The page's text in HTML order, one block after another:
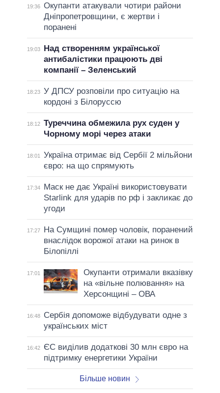
19:36 Окупанти атакували чотири райони
Дніпропетровщини, є жертви і
поранені
19:03
Над створенням української
антибалістики працюють дві
компанії – Зеленський
18:23 У ДПСУ розповіли про ситуацію на
кордоні з Білоруссю
18:12 Туреччина обмежила рух суден у
Чорному морі через атаки
18:01
Україна отримає від Сербії 2 мільйони
євро: на що спрямують
17:34
Маск не дає Україні використовувати
Starlink для ударів по рф і закликає до
угоди
17:27
На Сумщині помер чоловік, поранений
внаслідок ворожої атаки на ринок в
Білопіллі
17:01
Окупанти отримали вказівку
на «вільне полювання» на
Херсонщині – ОВА
16:48
Сербія допоможе відбудувати одне з
українських міст
16:42
ЄС виділив додаткові 30 млн євро на
підтримку енергетики України
Більше новин